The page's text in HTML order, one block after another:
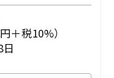
＋税10%）